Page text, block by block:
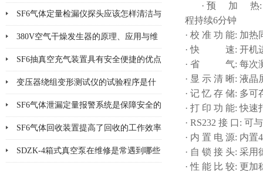
SF6气体定量检漏仪探头应该怎样清洁与
更换
380V空气干燥发生器的原理、应用与维
护
SF6抽真空充气装置具有安全便捷的优点
&amp;#160;
变压器绕组变形测试仪的试验程序是什
么
SF6气体泄漏定量报警系统是保障安全的
技术
SF6气体回收装置提高了回收的工作效率
SDZK-4箱式真空泵在维修是常遇到哪些
· 预 加 热:
程持续6分钟
· 校 准 功 能: 加
· 快 速: 开机进
· 省 气: 每次测
· 显 示 清 晰: 液
· 记 忆 存 储: 多
· 打 印 功 能: 快速
· RS232 接 口: 可
· 内 置 电 源: 内
· 自 锁 接 头: 采
· 性 能 比 较: 更